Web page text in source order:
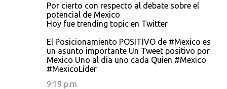
Por cierto con respecto al debate sobre el
potencial de Mexico
Hoy fue trending topic en Twitter
El Posicionamiento POSITIVO de #Mexico es
un asunto importante Un Tweet positivo por
Mexico Uno al dia uno cada Quien #Mexico
#MexicoLider
9:19 p.m.